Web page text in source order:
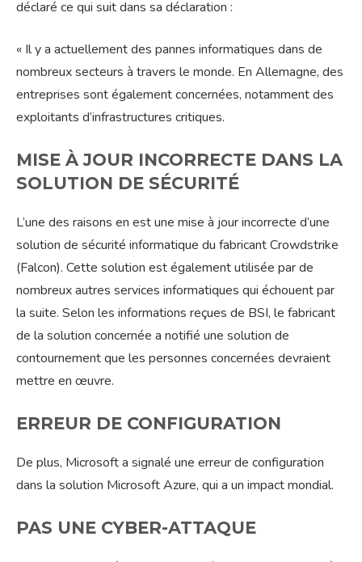
déclaré ce qui suit dans sa déclaration :
« Il y a actuellement des pannes informatiques dans de
nombreux secteurs à travers le monde. En Allemagne, des
entreprises sont également concernées, notamment des
exploitants d’infrastructures critiques.
MISE À JOUR INCORRECTE DANS LA
SOLUTION DE SÉCURITÉ
L’une des raisons en est une mise à jour incorrecte d’une
solution de sécurité informatique du fabricant Crowdstrike
(Falcon). Cette solution est également utilisée par de
nombreux autres services informatiques qui échouent par
la suite. Selon les informations reçues de BSI, le fabricant
de la solution concernée a notifié une solution de
contournement que les personnes concernées devraient
mettre en œuvre.
ERREUR DE CONFIGURATION
De plus, Microsoft a signalé une erreur de configuration
dans la solution Microsoft Azure, qui a un impact mondial.
PAS UNE CYBER-ATTAQUE